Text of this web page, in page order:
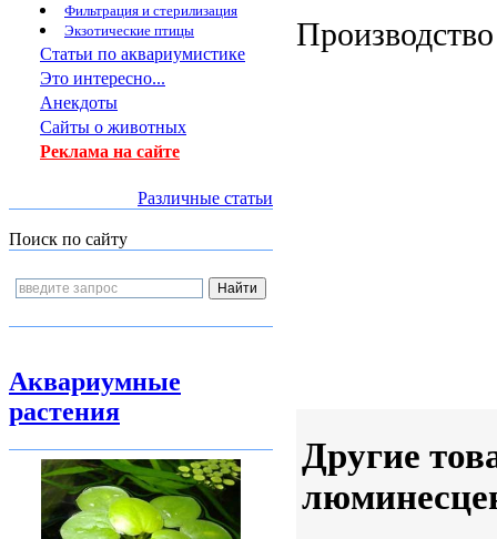
Фильтрация и стерилизация
Экзотические птицы
Статьи по аквариумистике
Это интересно...
Анекдоты
Сайты о животных
Реклама на сайте
Различные статьи
Поиск по сайту
Аквариумные
растения
Другие